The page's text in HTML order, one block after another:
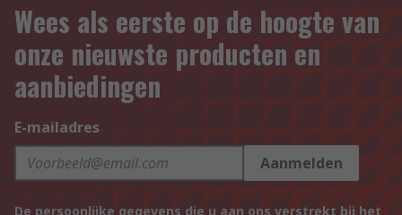
Wees als eerste op de hoogte van
onze nieuwste producten en
aanbiedingen
E-mailadres
Aanmelden
De persoonlijke gegevens die u aan ons verstrekt bij het